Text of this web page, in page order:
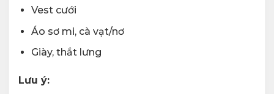
Vest cưới
Áo sơ mi, cà vạt/nơ
Giày, thắt lưng
Lưu ý: